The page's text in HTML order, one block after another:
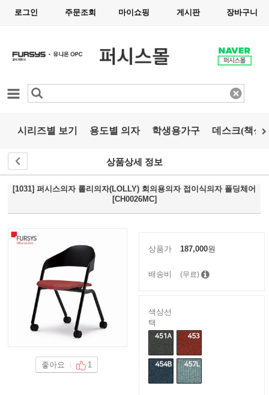
로그인 주문조회 마이쇼핑 게시판 장바구니
카테고리
시리즈별 보기 용도별 의자 학생용가구 데스크(책상)
상품상세 정보
[1031] 퍼시스의자 롤리의자(LOLLY) 회의용의자 접이식의자 폴딩체어
[CH0026MC]
좋아요 1
상품가 187,000원
배송비 (무료)
색상선
택